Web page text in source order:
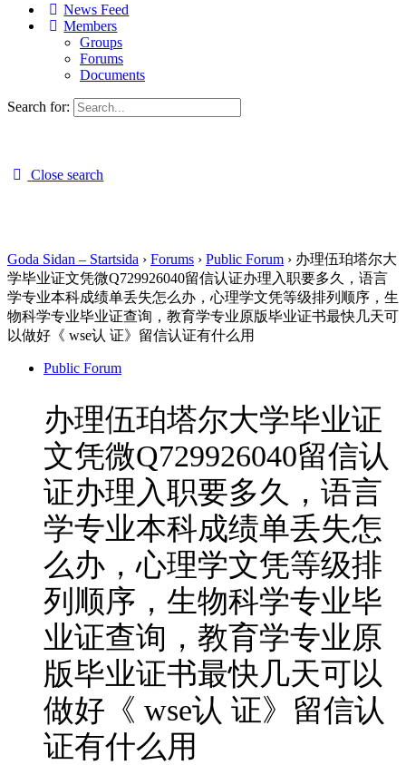
News Feed
Members
Groups
Forums
Documents
Search for:
Close search
Goda Sidan – Startsida › Forums › Public Forum › 办理伍珀塔尔大
学毕业证文凭微Q729926040留信认证办理入职要多久，语言
学专业本科成绩单丢失怎么办，心理学文凭等级排列顺序，生
物科学专业毕业证查询，教育学专业原版毕业证书最快几天可
以做好《 wse认 证》留信认证有什么用
Public Forum
办理伍珀塔尔大学毕业证
文凭微Q729926040留信认
证办理入职要多久，语言
学专业本科成绩单丢失怎
么办，心理学文凭等级排
列顺序，生物科学专业毕
业证查询，教育学专业原
版毕业证书最快几天可以
做好《 wse认 证》留信认
证有什么用